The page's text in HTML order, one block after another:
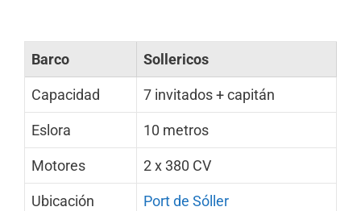
Barco Sollericos
Capacidad 7 invitados + capitán
Eslora 10 metros
Motores 2 x 380 CV
Ubicación Port de Sóller